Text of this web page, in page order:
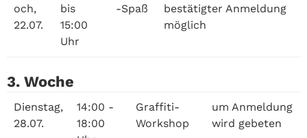
och,
22.07.
bis
15:00
Uhr
-Spaß
bestätigter Anmeldung
möglich
3. Woche
Dienstag,
28.07.
14:00 -
18:00
Graffiti-
Workshop
um Anmeldung
wird gebeten